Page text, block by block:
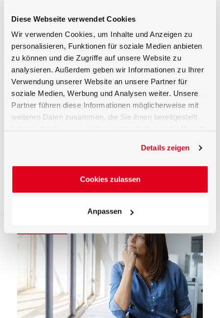
Diese Webseite verwendet Cookies
Wir verwenden Cookies, um Inhalte und Anzeigen zu
personalisieren, Funktionen für soziale Medien anbieten
zu können und die Zugriffe auf unsere Website zu
analysieren. Außerdem geben wir Informationen zu Ihrer
Verwendung unserer Website an unsere Partner für
soziale Medien, Werbung und Analysen weiter. Unsere
Partner führen diese Informationen möglicherweise mit
weiteren Daten zusammen, die Sie ihnen bereitgestellt
Details zeigen
Cookies zulassen
Anpassen
Los LED permiten controlar la cantidad y la
composición espectral de la luz, que puede
utilizarse para regular el ritmo de
crecimiento, la forma y la floración de las
plantas. Los LED también pueden colocarse
mucho más cerca del follaje que las
tecnologías de iluminación tradicionales,
como las lámparas de sodio de alta presión,
ya que no irradian calor.